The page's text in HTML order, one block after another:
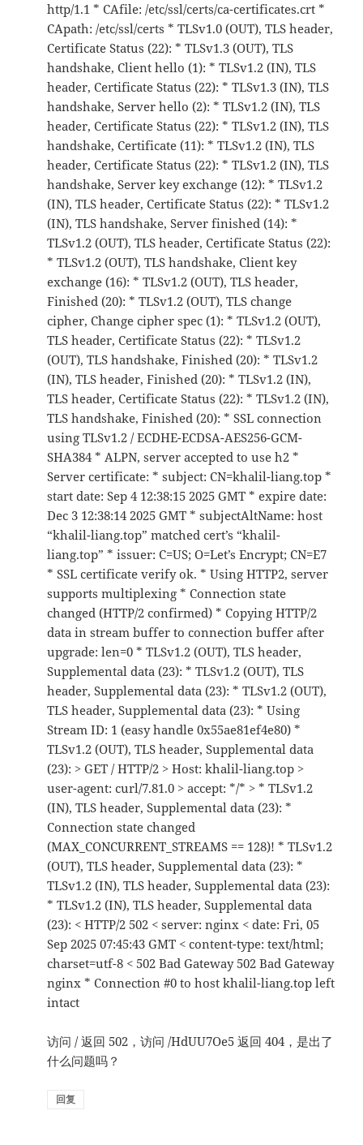
http/1.1 * CAfile: /etc/ssl/certs/ca-certificates.crt *
CApath: /etc/ssl/certs * TLSv1.0 (OUT), TLS header,
Certificate Status (22): * TLSv1.3 (OUT), TLS
handshake, Client hello (1): * TLSv1.2 (IN), TLS
header, Certificate Status (22): * TLSv1.3 (IN), TLS
handshake, Server hello (2): * TLSv1.2 (IN), TLS
header, Certificate Status (22): * TLSv1.2 (IN), TLS
handshake, Certificate (11): * TLSv1.2 (IN), TLS
header, Certificate Status (22): * TLSv1.2 (IN), TLS
handshake, Server key exchange (12): * TLSv1.2
(IN), TLS header, Certificate Status (22): * TLSv1.2
(IN), TLS handshake, Server finished (14): *
TLSv1.2 (OUT), TLS header, Certificate Status (22):
* TLSv1.2 (OUT), TLS handshake, Client key
exchange (16): * TLSv1.2 (OUT), TLS header,
Finished (20): * TLSv1.2 (OUT), TLS change
cipher, Change cipher spec (1): * TLSv1.2 (OUT),
TLS header, Certificate Status (22): * TLSv1.2
(OUT), TLS handshake, Finished (20): * TLSv1.2
(IN), TLS header, Finished (20): * TLSv1.2 (IN),
TLS header, Certificate Status (22): * TLSv1.2 (IN),
TLS handshake, Finished (20): * SSL connection
using TLSv1.2 / ECDHE-ECDSA-AES256-GCM-
SHA384 * ALPN, server accepted to use h2 *
Server certificate: * subject: CN=khalil-liang.top *
start date: Sep 4 12:38:15 2025 GMT * expire date:
Dec 3 12:38:14 2025 GMT * subjectAltName: host
“khalil-liang.top” matched cert’s “khalil-
liang.top” * issuer: C=US; O=Let’s Encrypt; CN=E7
* SSL certificate verify ok. * Using HTTP2, server
supports multiplexing * Connection state
changed (HTTP/2 confirmed) * Copying HTTP/2
data in stream buffer to connection buffer after
upgrade: len=0 * TLSv1.2 (OUT), TLS header,
Supplemental data (23): * TLSv1.2 (OUT), TLS
header, Supplemental data (23): * TLSv1.2 (OUT),
TLS header, Supplemental data (23): * Using
Stream ID: 1 (easy handle 0x55ae81ef4e80) *
TLSv1.2 (OUT), TLS header, Supplemental data
(23): > GET / HTTP/2 > Host: khalil-liang.top >
user-agent: curl/7.81.0 > accept: */* > * TLSv1.2
(IN), TLS header, Supplemental data (23): *
Connection state changed
(MAX_CONCURRENT_STREAMS == 128)! * TLSv1.2
(OUT), TLS header, Supplemental data (23): *
TLSv1.2 (IN), TLS header, Supplemental data (23):
* TLSv1.2 (IN), TLS header, Supplemental data
(23): < HTTP/2 502 < server: nginx < date: Fri, 05
Sep 2025 07:45:43 GMT < content-type: text/html;
charset=utf-8 < 502 Bad Gateway 502 Bad Gateway
nginx * Connection #0 to host khalil-liang.top left
intact
访问 / 返回 502，访问 /HdUU7Oe5 返回 404，是出了
什么问题吗？
回复